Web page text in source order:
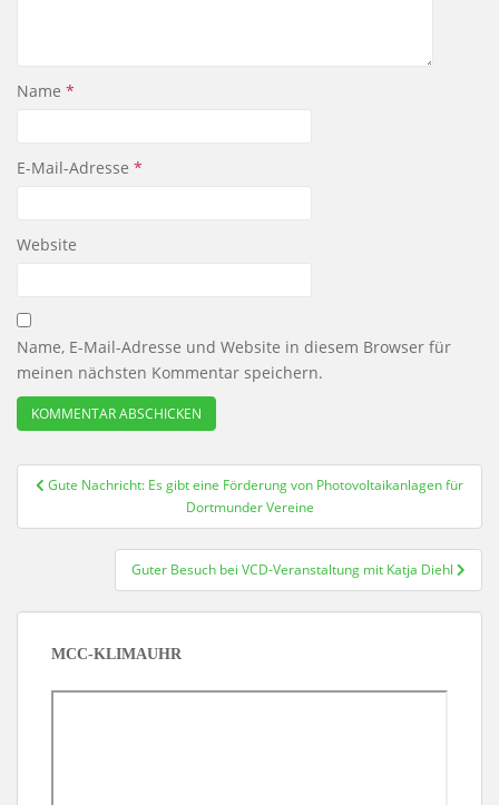
Name *
E-Mail-Adresse *
Website
Name, E-Mail-Adresse und Website in diesem Browser für
meinen nächsten Kommentar speichern.
Beitragsnavigation
Gute Nachricht: Es gibt eine Förderung von Photovoltaikanlagen für
Dortmunder Vereine
Guter Besuch bei VCD-Veranstaltung mit Katja Diehl
MCC-KLIMAUHR